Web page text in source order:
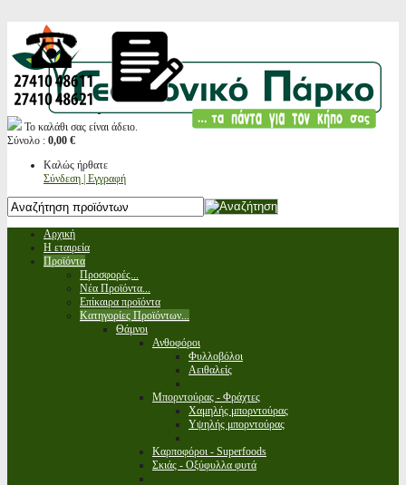
Το καλάθι σας είναι άδειο.
Σύνολο : 0,00 €
Καλώς ήρθατε
Σύνδεση | Εγγραφή
Αρχική
Η εταιρεία
Προϊόντα
Προσφορές...
Νέα Προϊόντα...
Επίκαιρα προϊόντα
Κατηγορίες Προϊόντων...
Θάμνοι
Ανθοφόροι
Φυλλοβόλοι
Αειθαλείς
Μπορντούρας - Φράχτες
Χαμηλής μπορντούρας
Υψηλής μπορντούρας
Καρποφόροι - Superfoods
Σκιάς - Οξύφυλλα φυτά